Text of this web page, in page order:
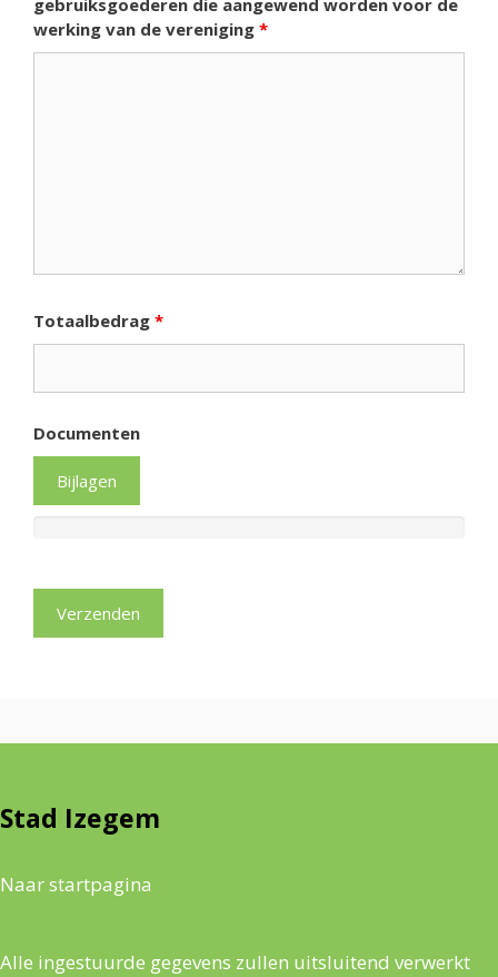
gebruiksgoederen die aangewend worden voor de
werking van de vereniging *
Totaalbedrag *
Documenten
Bijlagen
Stad Izegem
Naar startpagina
Alle ingestuurde gegevens zullen uitsluitend verwerkt